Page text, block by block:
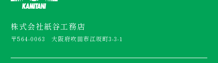
株式会社紙谷工務店
〒564-0063 大阪府吹田市江坂町3-3-1